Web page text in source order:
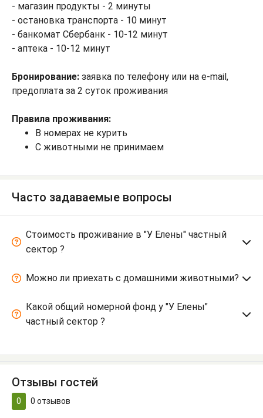
- магазин продукты - 2 минуты
- остановка транспорта - 10 минут
- банкомат Сбербанк - 10-12 минут
- аптека - 10-12 минут
Бронирование: заявка по телефону или на e-mail,
предоплата за 2 суток проживания
Правила проживания:
В номерах не курить
С животными не принимаем
Часто задаваемые вопросы
Стоимость проживание в "У Елены" частный
сектор ?
Можно ли приехать с домашними животными?
Какой общий номерной фонд у "У Елены"
частный сектор ?
Отзывы гостей
0 0 отзывов